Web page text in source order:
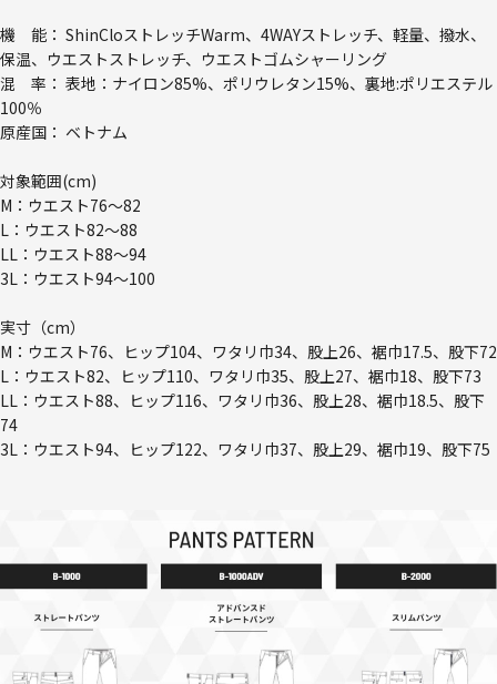
機 能： ShinCloストレッチWarm、4WAYストレッチ、軽量、撥水、
保温、ウエストストレッチ、ウエストゴムシャーリング
混 率： 表地：ナイロン85%、ポリウレタン15%、裏地:ポリエステル
100％
原産国： ベトナム
対象範囲(cm)
M：ウエスト76～82
L：ウエスト82～88
LL：ウエスト88～94
3L：ウエスト94～100
実寸（cm）
M：ウエスト76、ヒップ104、ワタリ巾34、股上26、裾巾17.5、股下72
L：ウエスト82、ヒップ110、ワタリ巾35、股上27、裾巾18、股下73
LL：ウエスト88、ヒップ116、ワタリ巾36、股上28、裾巾18.5、股下
74
3L：ウエスト94、ヒップ122、ワタリ巾37、股上29、裾巾19、股下75